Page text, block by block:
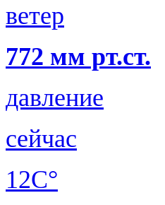
ветер
772 мм рт.ст.
давление
сейчас
12C°